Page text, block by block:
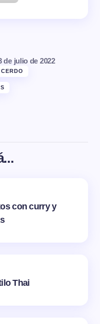
de julio de 2022
con curry y
Thai